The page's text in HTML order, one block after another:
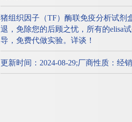
猪组织因子（TF）酶联免疫分析试剂
退，免除您的后顾之忧，所有的elisa
导，免费代做实验。详谈！
更新时间：2024-08-29;厂商性质：经